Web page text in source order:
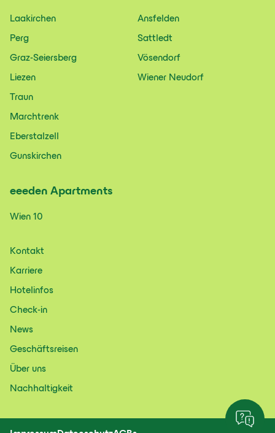
Laakirchen
Perg
Graz-Seiersberg
Liezen
Traun
Marchtrenk
Eberstalzell
Gunskirchen
Ansfelden
Sattledt
Vösendorf
Wiener Neudorf
eeeden Apartments
Wien 10
Kontakt
Karriere
Hotelinfos
Check-in
News
Geschäftsreisen
Über uns
Nachhaltigkeit